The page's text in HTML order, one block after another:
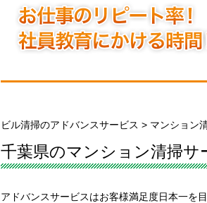
ビル清掃のアドバンスサービス > マンション
千葉県のマンション清掃サ
アドバンスサービスはお客様満足度日本一を